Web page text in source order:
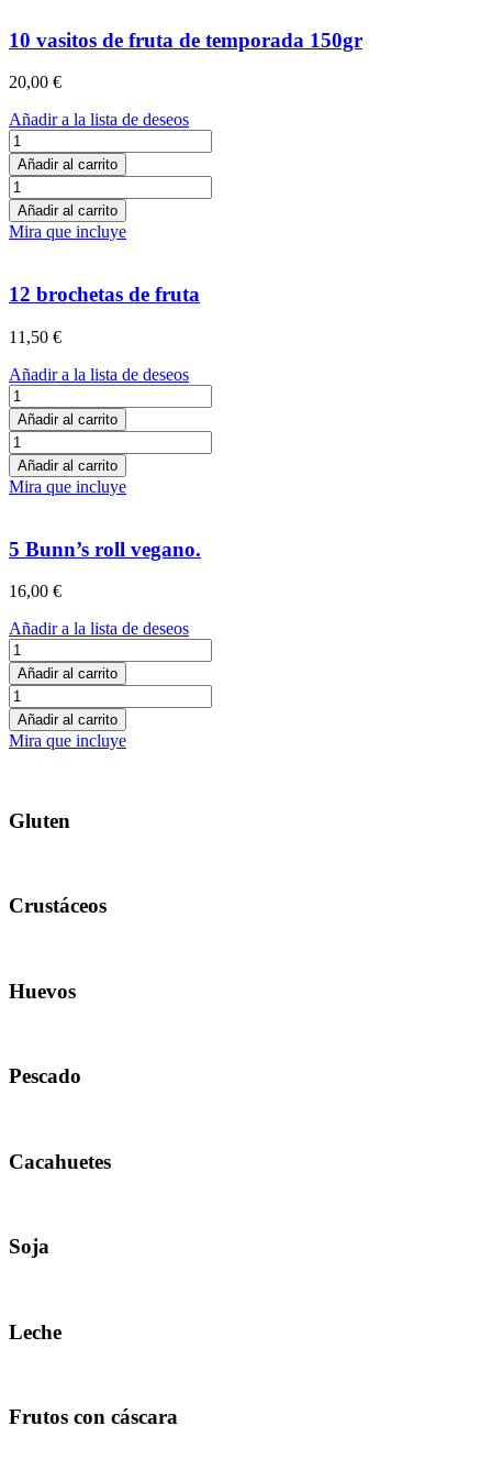
temporada
cantidad
10 vasitos de fruta de temporada 150gr
20,00 €
Añadir a la lista de deseos
10
vasitos
de
fruta
de
temporada
Añadir al carrito
10
vasitos
de
fruta
temporada
150gr
Añadir al carrito
Mira que incluye
12 brochetas de fruta
11,50 €
Añadir a la lista de deseos
12
brochetas
de
fruta
cantidad
Añadir al carrito
12
brochetas
de
fruta
Añadir al carrito
Mira que incluye
5 Bunn’s roll vegano.
16,00 €
Añadir a la lista de deseos
5
Bunn’s
roll
vegano.
cantidad
Añadir al carrito
5
Bunn’s
roll
vegano.
Añadir al carrito
Mira que incluye
Gluten
Crustáceos
Huevos
Pescado
Cacahuetes
Soja
Leche
Frutos con cáscara